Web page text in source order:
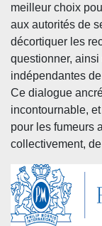
meilleur choix
aux autorités de
décortiquer les
questionner,
indépendantes
Ce dialogue
incontournable,
pour les fumeurs
collectivement,